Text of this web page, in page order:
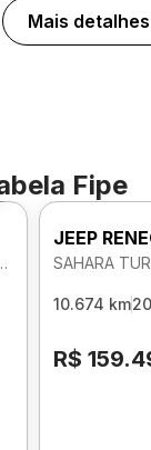
Mais detalhes
Fipe
FLEX AUTOMATICO
JEEP
SAHARA
10.674 km
R$